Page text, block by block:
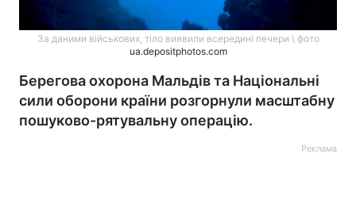
За даними військових, тіло виявили всередині печери \ фото
ua.depositphotos.com
Берегова охорона Мальдів та Національні
сили оборони країни розгорнули масштабну
пошуково-рятувальну операцію.
Реклама